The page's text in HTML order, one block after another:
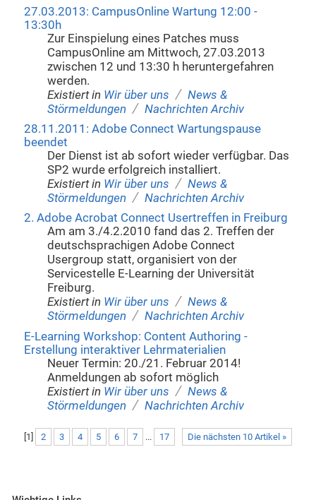
27.03.2013: CampusOnline Wartung 12:00 -
13:30h
Zur Einspielung eines Patches muss
CampusOnline am Mittwoch, 27.03.2013
zwischen 12 und 13:30 h heruntergefahren
werden.
Existiert in Wir über uns / News &
Störmeldungen / Nachrichten Archiv
28.11.2011: Adobe Connect Wartungspause
beendet
Der Dienst ist ab sofort wieder verfügbar. Das
SP2 wurde erfolgreich installiert.
Existiert in Wir über uns / News &
Störmeldungen / Nachrichten Archiv
2. Adobe Acrobat Connect Usertreffen in Freiburg
Am am 3./4.2.2010 fand das 2. Treffen der
deutschsprachigen Adobe Connect
Usergroup statt, organisiert von der
Servicestelle E-Learning der Universität
Freiburg.
Existiert in Wir über uns / News &
Störmeldungen / Nachrichten Archiv
E-Learning Workshop: Content Authoring -
Erstellung interaktiver Lehrmaterialien
Neuer Termin: 20./21. Februar 2014!
Anmeldungen ab sofort möglich
Existiert in Wir über uns / News &
Störmeldungen / Nachrichten Archiv
Die nächsten 10 Artikel »
1 2 3 4 5 6 7 ... 17